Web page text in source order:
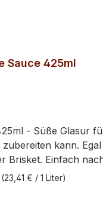
Sauce 425ml
- Süße Glasur
zubereiten kann.
Brisket. Einfach
mit der flüssigen
(23,41 € / 1 Liter)